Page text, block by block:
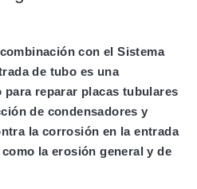
con el Sistema
de tubo es una
reparar placas tubulares
de condensadores y
la corrosión en la entrada
la erosión general y de